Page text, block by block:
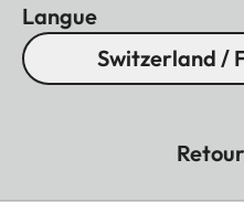
Langue
Switzerland /